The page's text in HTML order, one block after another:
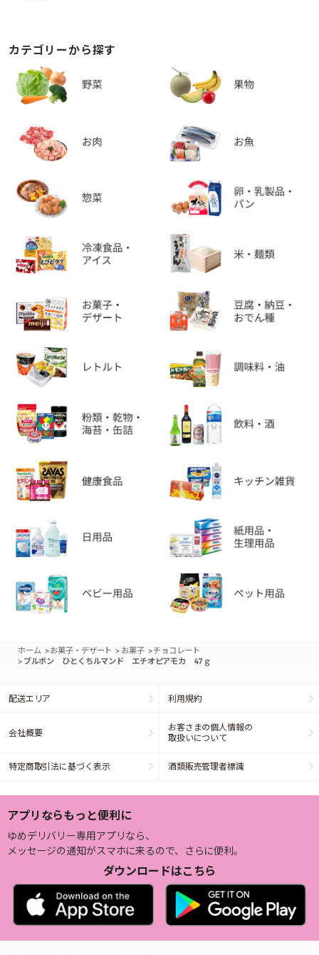
カテゴリーから探す
ホーム >お菓子・デザート > お菓子 >チョコレート
> ブルボン ひとくちルマンド エチオピアモカ 47ｇ
配送エリア 利用規約
会社概要
お客さまの個人情報の
取扱いについて
特定商取引法に基づく表示 酒類販売管理者標識
アプリならもっと便利に
ゆめデリバリー専用アプリなら、
メッセージの通知がスマホに来るので、さらに便利。
ダウンロードはこちら